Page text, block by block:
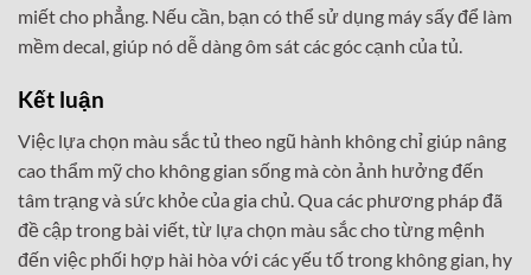
miết cho phẳng. Nếu cần, bạn có thể sử dụng máy sấy để làm
mềm decal, giúp nó dễ dàng ôm sát các góc cạnh của tủ.
Kết luận
Việc lựa chọn màu sắc tủ theo ngũ hành không chỉ giúp nâng
cao thẩm mỹ cho không gian sống mà còn ảnh hưởng đến
tâm trạng và sức khỏe của gia chủ. Qua các phương pháp đã
đề cập trong bài viết, từ lựa chọn màu sắc cho từng mệnh
đến việc phối hợp hài hòa với các yếu tố trong không gian, hy